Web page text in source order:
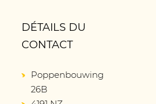
DÉTAILS DU
CONTACT
Poppenbouwing
26B